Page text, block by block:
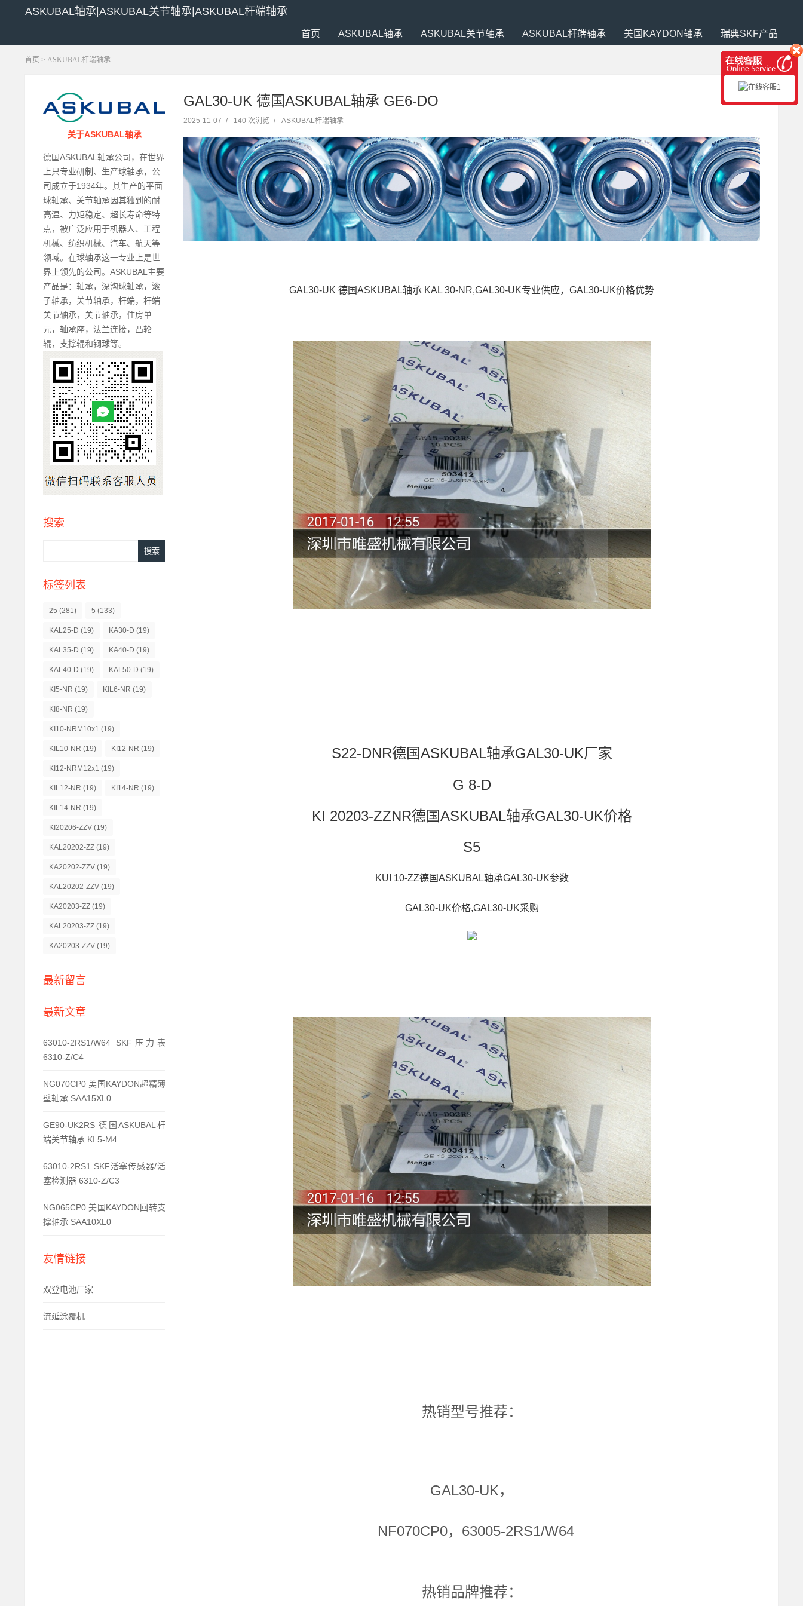
ASKUBAL轴承|ASKUBAL关节轴承|ASKUBAL杆端轴承
首页 ASKUBAL轴承 ASKUBAL关节轴承 ASKUBAL杆端轴承 美国KAYDON轴承 瑞典SKF产品
首页 > ASKUBAL杆端轴承
关于ASKUBAL轴承
德国ASKUBAL轴承公司，在世界
上只专业研制、生产球轴承，公
司成立于1934年。其生产的平面
球轴承、关节轴承因其独到的耐
高温、力矩稳定、超长寿命等特
点，被广泛应用于机器人、工程
机械、纺织机械、汽车、航天等
领域。在球轴承这一专业上是世
界上领先的公司。ASKUBAL主要
产品是：轴承，深沟球轴承，滚
子轴承，关节轴承，杆端，杆端
关节轴承，关节轴承，住房单
元，轴承座，法兰连接，凸轮
辊，支撑辊和钢球等。
搜索
标签列表
25 (281) 5 (133)
KAL25-D (19) KA30-D (19)
KAL35-D (19) KA40-D (19)
KAL40-D (19) KAL50-D (19)
KI5-NR (19) KIL6-NR (19)
KI8-NR (19)
KI10-NRM10x1 (19)
KIL10-NR (19) KI12-NR (19)
KI12-NRM12x1 (19)
KIL12-NR (19) KI14-NR (19)
KIL14-NR (19)
KI20206-ZZV (19)
KAL20202-ZZ (19)
KA20202-ZZV (19)
KAL20202-ZZV (19)
KA20203-ZZ (19)
KAL20203-ZZ (19)
KA20203-ZZV (19)
最新留言
最新文章
63010-2RS1/W64 SKF压力表
6310-Z/C4
NG070CP0 美国KAYDON超精薄
壁轴承 SAA15XL0
GE90-UK2RS 德国ASKUBAL杆
端关节轴承 KI 5-M4
63010-2RS1 SKF活塞传感器/活
塞检测器 6310-Z/C3
NG065CP0 美国KAYDON回转支
撑轴承 SAA10XL0
友情链接
双登电池厂家
流延涂覆机
GAL30-UK 德国ASKUBAL轴承 GE6-DO
2025-11-07 / 140 次浏览 / ASKUBAL杆端轴承
GAL30-UK 德国ASKUBAL轴承 KAL 30-NR,GAL30-UK专业供应，GAL30-UK价格优势
S22-DNR德国ASKUBAL轴承GAL30-UK厂家
G 8-D
KI 20203-ZZNR德国ASKUBAL轴承GAL30-UK价格
S5
KUI 10-ZZ德国ASKUBAL轴承GAL30-UK参数
GAL30-UK价格,GAL30-UK采购
热销型号推荐：
GAL30-UK，
NF070CP0，63005-2RS1/W64
热销品牌推荐：